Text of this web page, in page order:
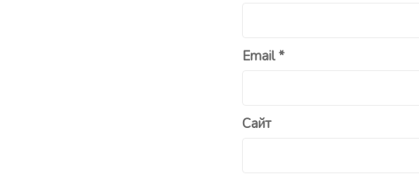
Email*
Сайт